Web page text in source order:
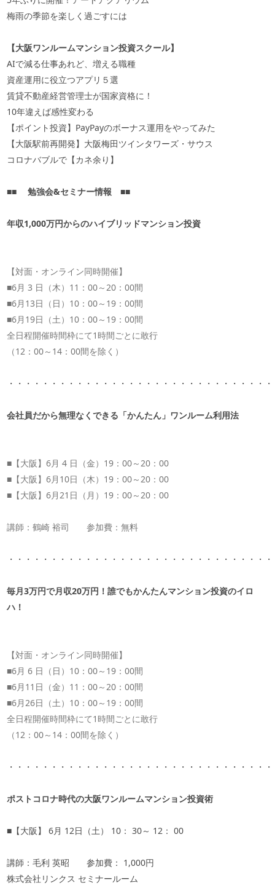
梅雨の季節を楽しく過ごすには
【大阪ワンルームマンション投資スクール】
AIで減る仕事あれど、増える職種
資産運用に役立つアプリ５選
賃貸不動産経営管理士が国家資格に！
10年違えば感性変わる
【ポイント投資】PayPayのボーナス運用をやってみた
【大阪駅前再開発】大阪梅田ツインタワーズ・サウス
コロナバブルで【カネ余り】
■■ 勉強会&セミナー情報 ■■
年収1,000万円からのハイブリッドマンション投資
【対面・オンライン同時開催】
■6月 3 日（木） 11 ： 00～20 ： 00間
■6月 13日（日） 10 ： 00～ 19 ： 00間
■6月 19日（土） 10 ： 00～ 19 ： 00間
全日程開催時間枠にて1時間ごとに敢行
（12 ： 00～ 14 ： 00間を除く）
・・・・・・・・・・・・・・・・・・・・・・・・・・・・・・
会社員だから無理なくできる「かんたん」ワンルーム利用法
■【大阪】 6月 4 日（金） 19 ： 00～20 ： 00
■【大阪】 6月 10日（木） 19 ： 00～20 ： 00
■【大阪】 6月21 日（月） 19 ： 00～20 ： 00
講師：鶴崎 裕司 参加費：無料
・・・・・・・・・・・・・・・・・・・・・・・・・・・・・・
毎月3万円で月収20万円！誰でもかんたんマンション投資のイロ
ハ！
【対面・オンライン同時開催】
■6月 6 日（日） 10 ： 00～ 19 ： 00間
■6月 11 日（金） 11 ： 00～20 ： 00間
■6月26日（土） 10 ： 00～ 19 ： 00間
全日程開催時間枠にて1時間ごとに敢行
（12 ： 00～ 14 ： 00間を除く）
・・・・・・・・・・・・・・・・・・・・・・・・・・・・・・
ポストコロナ時代の大阪ワンルームマンション投資術
■【大阪】 6月 12日（土） 10 ： 30～ 12 ： 00
講師：毛利 英昭 参加費： 1,000円
株式会社リンクス セミナールーム